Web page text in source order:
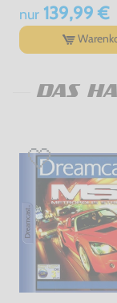
nur139,99 €
DAS